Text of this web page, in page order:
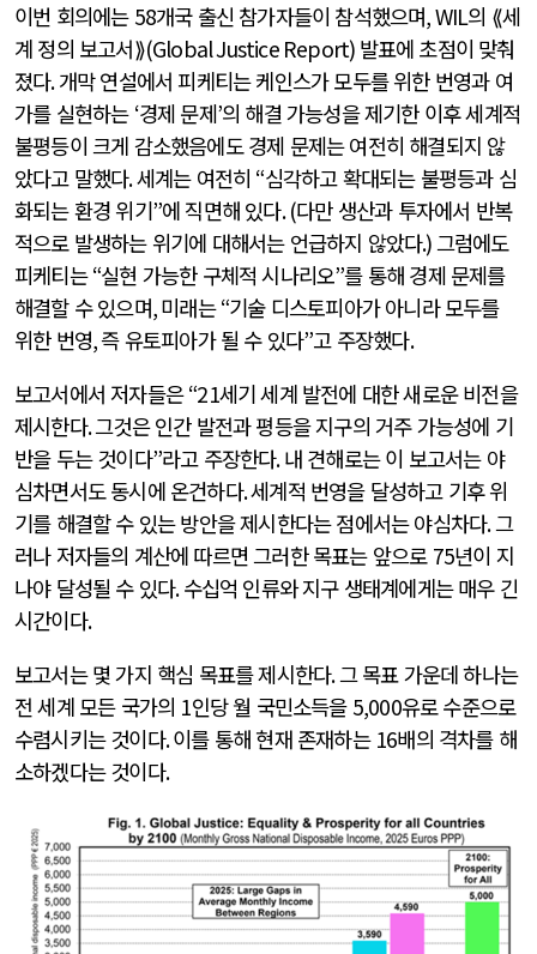
이번 회의에는 58개국 출신 참가자들이 참석했으며, WIL의 ⟪세
계 정의 보고서⟫(Global Justice Report) 발표에 초점이 맞춰
졌다.개막 연설에서 피케티는 케인스가 모두를 위한 번영과 여
가를 실현하는 ‘경제 문제’의 해결 가능성을 제기한 이후 세계적
불평등이 크게 감소했음에도 경제 문제는 여전히 해결되지 않
았다고 말했다.세계는 여전히 “심각하고 확대되는 불평등과 심
화되는 환경 위기”에 직면해 있다. (다만 생산과 투자에서 반복
적으로 발생하는 위기에 대해서는 언급하지 않았다.)그럼에도
피케티는“실현 가능한 구체적 시나리오”를 통해 경제 문제를
해결할 수 있으며,미래는“기술 디스토피아가 아니라 모두를
위한 번영,즉 유토피아가 될 수 있다”고 주장했다.
보고서에서 저자들은“21세기 세계 발전에 대한 새로운 비전을
제시한다.그것은 인간 발전과 평등을 지구의 거주 가능성에 기
반을 두는 것이다”라고 주장한다.내 견해로는 이 보고서는 야
심차면서도 동시에 온건하다.세계적 번영을 달성하고 기후 위
기를 해결할 수 있는 방안을 제시한다는 점에서는 야심차다.그
러나 저자들의 계산에 따르면 그러한 목표는 앞으로 75년이 지
나야 달성될 수 있다.수십억 인류와 지구 생태계에게는 매우 긴
시간이다.
보고서는 몇 가지 핵심 목표를 제시한다.그 목표 가운데 하나는
전 세계 모든 국가의 1인당 월 국민소득을 5,000유로 수준으로
수렴시키는 것이다.이를 통해 현재 존재하는 16배의 격차를 해
소하겠다는 것이다.